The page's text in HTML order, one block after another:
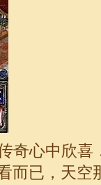
奇心中欣喜
而已，天空